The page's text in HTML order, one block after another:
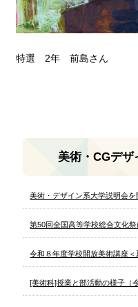
特選 2年 前島さん
美術・CGデ
美術・デザイン系大学説明会を
第50回全国高等学校総合文化祭
令和８年度学校開放美術講座＜
[美術科]授業と部活動の様子（